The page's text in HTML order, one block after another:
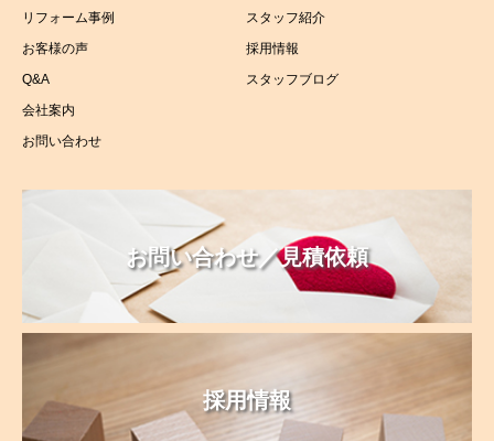
太陽光リフォーム
リフォーム事例
お客様の声
Q&A
会社案内
お問い合わせ
スタッフ紹介
採用情報
スタッフブログ
お問い合わせ／見積依頼
採用情報